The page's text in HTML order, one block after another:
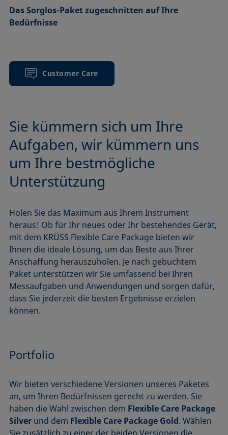
Das Sorglos-Paket zugeschnitten auf Ihre
Bedürfnisse
Customer Care
Sie kümmern sich um Ihre
Aufgaben, wir kümmern uns
um Ihre bestmögliche
Unterstützung
Holen Sie das Maximum aus Ihrem Instrument
heraus! Ob für Ihr neues oder Ihr bestehendes Gerät,
mit dem KRÜSS Flexible Care Package bieten wir
Ihnen die ideale Lösung, um das Beste aus Ihrer
Anschaffung herauszuholen. Je nach gebuchtem
Paket unterstützen wir Sie umfassend bei Ihren
Messaufgaben und Anwendungen und sorgen dafür,
dass Sie jederzeit die besten Ergebnisse erzielen
können.
Portfolio
Wir bieten verschiedene Versionen unseres Paketes
an, um Ihren Bedürfnissen gerecht zu werden. Sie
haben die Wahl zwischen dem Flexible Care Package
Silver und dem Flexible Care Package Gold. Wählen